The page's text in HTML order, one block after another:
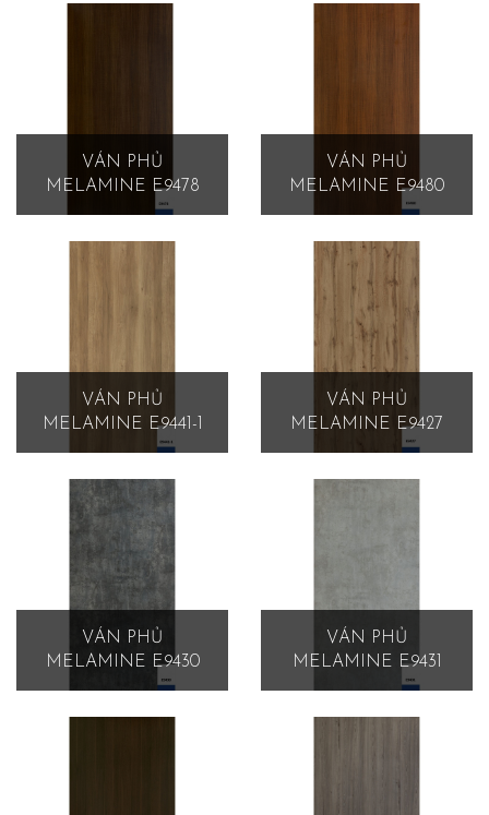
VÁN PHỦ
MELAMINE E9478
VÁN PHỦ
MELAMINE E9480
VÁN PHỦ
MELAMINE E9441-1
VÁN PHỦ
MELAMINE E9427
VÁN PHỦ
MELAMINE E9430
VÁN PHỦ
MELAMINE E9431